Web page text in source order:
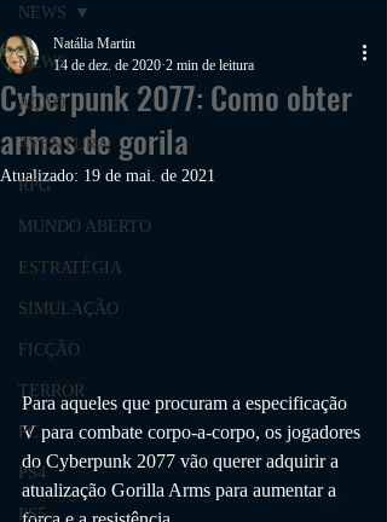
NEWS
AÇÃO
AVENTURA
RPG
MUNDO ABERTO
ESTRATÉGIA
SIMULAÇÃO
FICÇÃO
TERROR
PC
PS4
PS5
NEWS
Cyberpunk 2077: Como obter
armas de gorila
Natália Martin
14 de dez. de 2020 2 min de leitura
Atualizado: 19 de mai. de 2021
Para aqueles que procuram a especificação
V para combate corpo-a-corpo, os jogadores
do Cyberpunk 2077 vão querer adquirir a
atualização Gorilla Arms para aumentar a